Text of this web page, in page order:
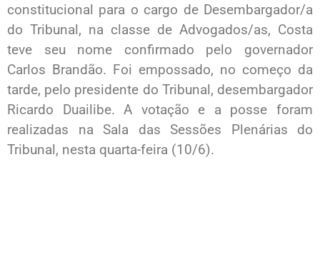
constitucional para o cargo de Desembargador/a
do Tribunal, na classe de Advogados/as, Costa
teve seu nome confirmado pelo governador
Carlos Brandão. Foi empossado, no começo da
tarde, pelo presidente do Tribunal, desembargador
Ricardo Duailibe. A votação e a posse foram
realizadas na Sala das Sessões Plenárias do
Tribunal, nesta quarta-feira (10/6).